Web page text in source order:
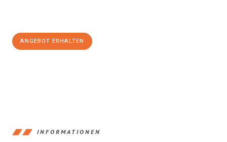
ANGEBOT ERHALTEN
INFORMATIONEN